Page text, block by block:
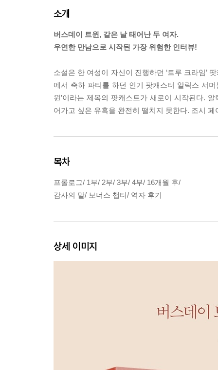
소개
버스데이 트윈, 같은 날 태어난 두 여자.
우연한 만남으로 시작된 가장 위험한 인터뷰!
소설은 한 여성이 자신이 진행하던 ‘트루 크라임’
에서 축하 파티를 하던 인기 팟캐스터 알릭스 서
윈’이라는 제목의 팟캐스트가 새로이 시작된다.
어가고 싶은 유혹을 완전히 떨치지 못한다. 조시
목차
프롤로그/ 1부/ 2부/ 3부/ 4부/ 16개월 후/
감사의 말/ 보너스 챕터/ 역자 후기
상세 이미지